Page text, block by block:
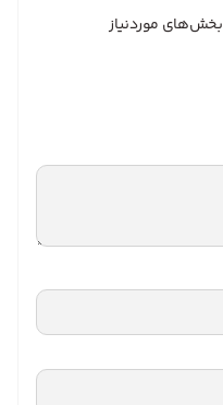
بخش‌های موردنیاز